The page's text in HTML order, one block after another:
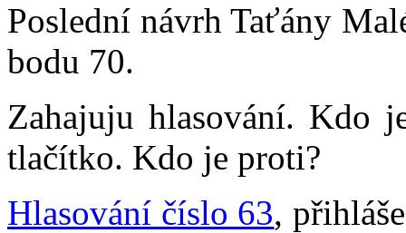
Poslední návrh Taťány
bodu 70.
Zahajuju hlasování. Kdo
tlačítko. Kdo je proti?
Hlasování číslo 63,